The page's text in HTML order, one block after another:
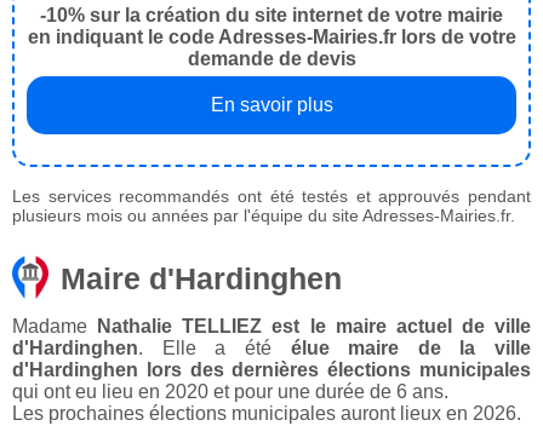
-10% sur la création du site internet de votre mairie
en indiquant le code Adresses-Mairies.fr lors de votre
demande de devis
En savoir plus
Les services recommandés ont été testés et approuvés pendant
plusieurs mois ou années par l'équipe du site Adresses-Mairies.fr.
Maire d'Hardinghen
Madame
Nathalie TELLIEZ est le maire actuel de ville
d'Hardinghen. Elle a été élue maire de la ville
d'Hardinghen lors des dernières élections municipales
qui ont eu lieu en 2020 et pour une durée de 6 ans.
Les prochaines élections municipales auront lieux en 2026.